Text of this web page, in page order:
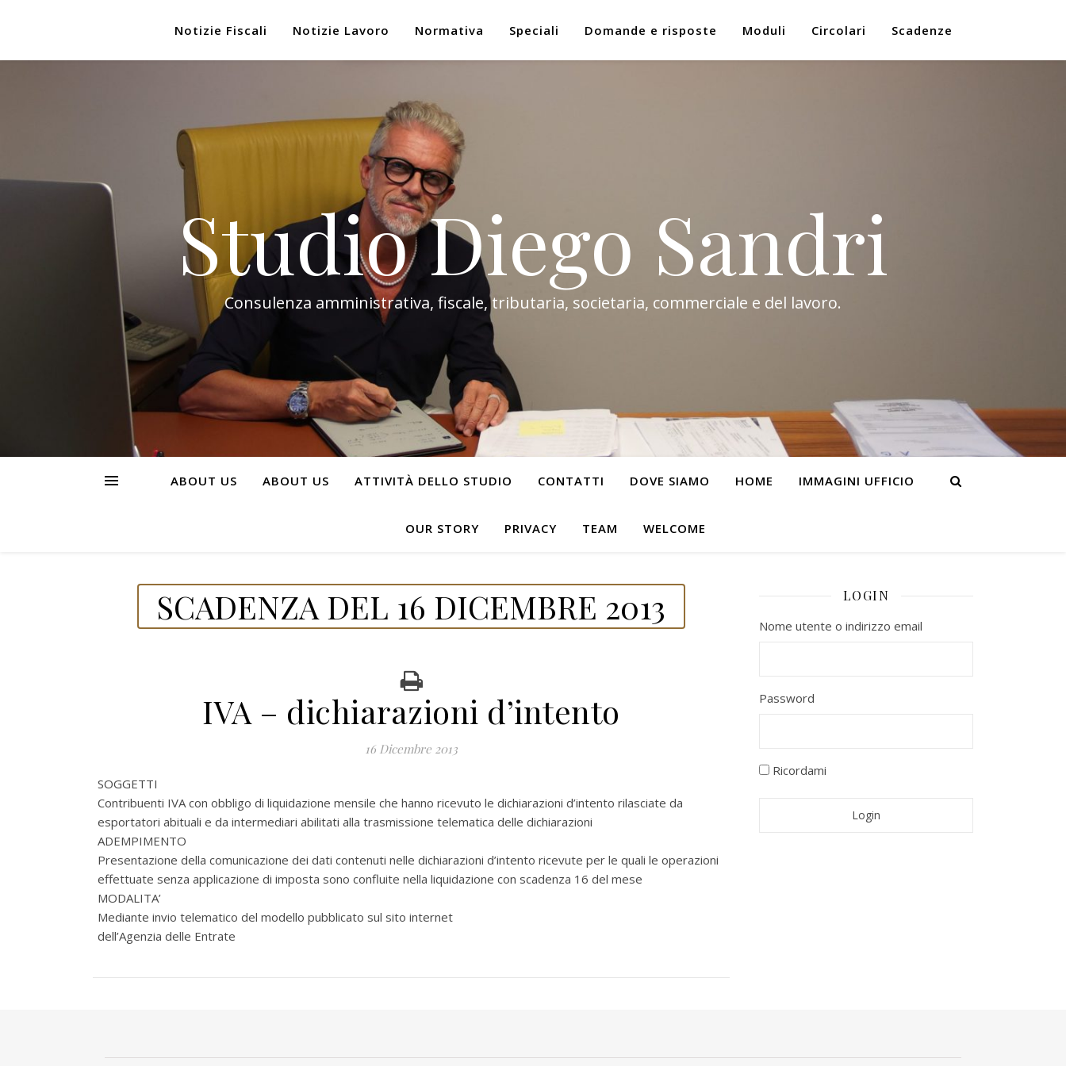
Notizie Fiscali Notizie Lavoro Normativa Speciali Domande e risposte Moduli Circolari Scadenze
Studio Diego Sandri
Consulenza amministrativa, fiscale, tributaria, societaria, commerciale e del lavoro.
ABOUT US ABOUT US ATTIVITÀ DELLO STUDIO CONTATTI DOVE SIAMO HOME IMMAGINI UFFICIO
OUR STORY PRIVACY TEAM WELCOME
SCADENZA DEL 16 DICEMBRE 2013
IVA – dichiarazioni d’intento
16 Dicembre 2013
SOGGETTI
Contribuenti IVA con obbligo di liquidazione mensile che hanno ricevuto le dichiarazioni d’intento rilasciate da
esportatori abituali e da intermediari abilitati alla trasmissione telematica delle dichiarazioni
ADEMPIMENTO
Presentazione della comunicazione dei dati contenuti nelle dichiarazioni d’intento ricevute per le quali le operazioni
effettuate senza applicazione di imposta sono confluite nella liquidazione con scadenza 16 del mese
MODALITA’
Mediante invio telematico del modello pubblicato sul sito internet
dell’Agenzia delle Entrate
LOGIN
Nome utente o indirizzo email
Password
Ricordami